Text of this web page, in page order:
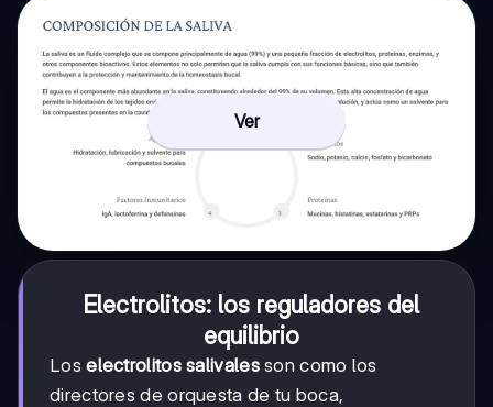
Ver
Electrolitos: los reguladores del
equilibrio
Loselectrolitos salivalesson como los
directores de orquesta de tu boca,